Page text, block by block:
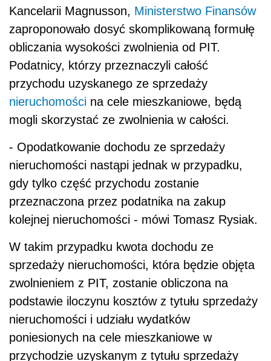
Kancelarii Magnusson, Ministerstwo Finansów
zaproponowało dosyć skomplikowaną formułę
obliczania wysokości zwolnienia od PIT.
Podatnicy, którzy przeznaczyli całość
przychodu uzyskanego ze sprzedaży
nieruchomości na cele mieszkaniowe, będą
mogli skorzystać ze zwolnienia w całości.
- Opodatkowanie dochodu ze sprzedaży
nieruchomości nastąpi jednak w przypadku,
gdy tylko część przychodu zostanie
przeznaczona przez podatnika na zakup
kolejnej nieruchomości - mówi Tomasz Rysiak.
W takim przypadku kwota dochodu ze
sprzedaży nieruchomości, która będzie objęta
zwolnieniem z PIT, zostanie obliczona na
podstawie iloczynu kosztów z tytułu sprzedaży
nieruchomości i udziału wydatków
poniesionych na cele mieszkaniowe w
przychodzie uzyskanym z tytułu sprzedaży